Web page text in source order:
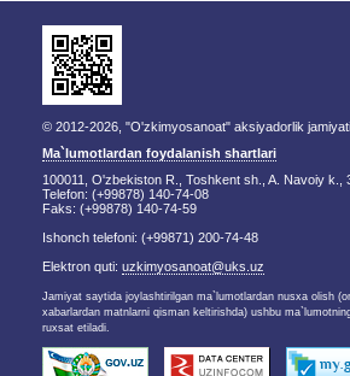
© 2012-2026, "O'zkimyosanoat" aksiyadorlik jamiyati
Ma`lumotlardan foydalanish shartlari
100011, O'zbekiston R., Toshkent sh., A. Navoiy k.,
Telefon: (+99878) 140-74-08
Faks: (+99878) 140-74-59
Ishonch telefoni: (+99871) 200-74-48
Elektron quti: uzkimyosanoat@uks.uz
Jamiyat saytida joylashtirilgan ma`lumotlardan nusxa olish
xabarlardan matnlarni qisman keltirishda) ushbu
ruxsat etiladi.